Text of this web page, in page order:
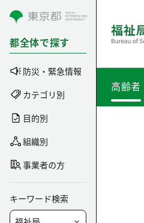
コンテンツにスキップ
都全体で探す
防災・緊急情報
カテゴリ別
目的別
組織別
事業者の方
キーワード検索
高齢者